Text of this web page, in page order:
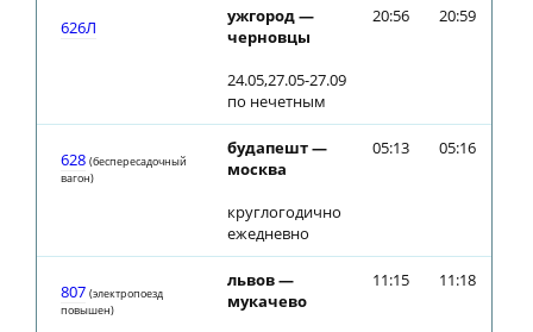
626Л
ужгород —
черновцы
24.05,27.05-27.09
по нечетным
20:56 20:59
628 (беспересадочный
вагон)
будапешт —
москва
круглогодично
ежедневно
05:13 05:16
807 (электропоезд
повышен)
львов —
мукачево
11:15 11:18